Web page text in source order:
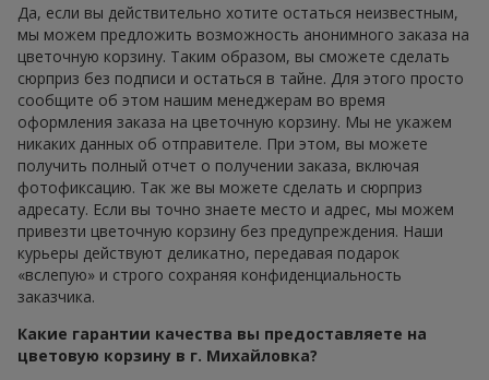
Да, если вы действительно хотите остаться неизвестным,
мы можем предложить возможность анонимного заказа на
цветочную корзину. Таким образом, вы сможете сделать
сюрприз без подписи и остаться в тайне. Для этого просто
сообщите об этом нашим менеджерам во время
оформления заказа на цветочную корзину. Мы не укажем
никаких данных об отправителе. При этом, вы можете
получить полный отчет о получении заказа, включая
фотофиксацию. Так же вы можете сделать и сюрприз
адресату. Если вы точно знаете место и адрес, мы можем
привезти цветочную корзину без предупреждения. Наши
курьеры действуют деликатно, передавая подарок
«вслепую» и строго сохраняя конфиденциальность
заказчика.
Какие гарантии качества вы предоставляете на
цветовую корзину в г. Михайловка?